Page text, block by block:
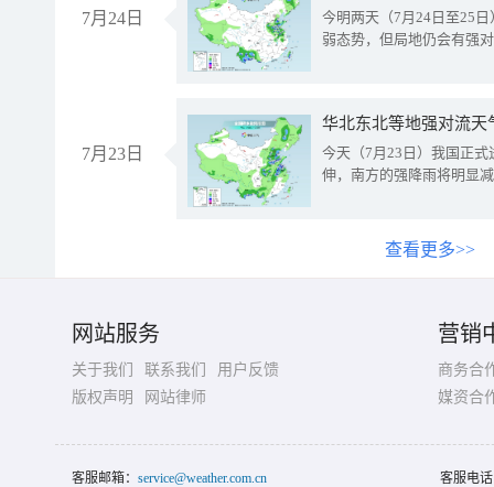
7月24日
今明两天（7月24日至25
弱态势，但局地仍会有强
7月23日
华北东北等地强对流天
今天（7月23日）我国正
伸，南方的强降雨将明显
查看更多>>
网站服务
关于我们 联系我们
用户反馈
版权声明
网站律师
营销
商务合
媒资合
客服邮箱： service@weather.com.cn 客服电